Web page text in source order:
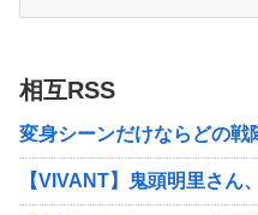
相互RSS
変身シーンだけならどの
【VIVANT】鬼頭明里さん